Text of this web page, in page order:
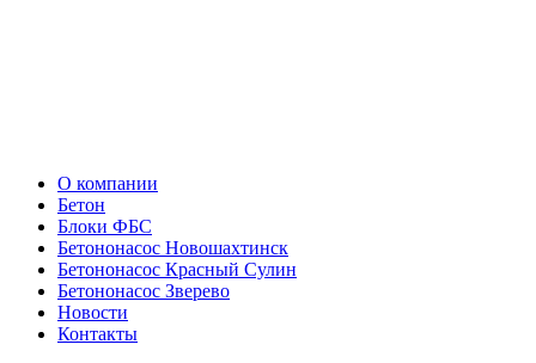
О компании
Бетон
Блоки ФБС
Бетононасос Новошахтинск
Бетононасос Красный Сулин
Бетононасос Зверево
Новости
Контакты